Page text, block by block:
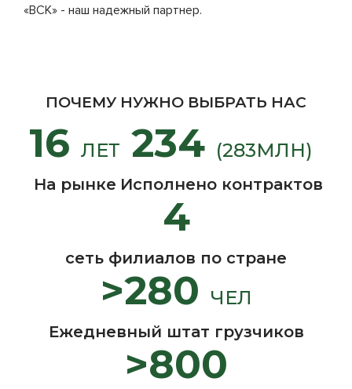
«ВСК» - наш надежный партнер.
ПОЧЕМУ НУЖНО ВЫБРАТЬ НАС
16 ЛЕТ
На рынке
234 (283МЛН)
Исполнено контрактов
4
сеть филиалов по стране
>280 ЧЕЛ
Ежедневный штат грузчиков
>800